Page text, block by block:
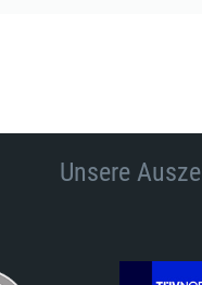
Unsere